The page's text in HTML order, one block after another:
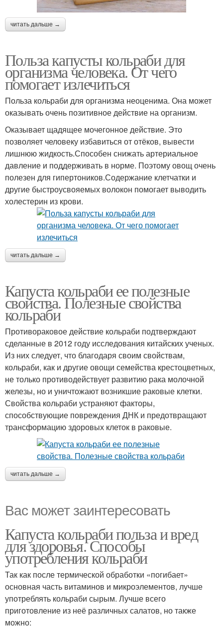
читать дальше →
Польза капусты кольраби для
организма человека. От чего
помогает излечиться
Польза кольраби для организма неоценима. Она может
оказывать очень позитивное действие на организм.
Оказывает щадящее мочегонное действие. Это
позволяет человеку избавиться от отёков, вывести
лишнюю жидкость.Способен снижать артериальное
давление и поддерживать в норме. Поэтому овощ очень
полезен для гипертоников.Содержание клетчатки и
другие быстроусвояемых волокон помогает выводить
холестерин из крови.
читать дальше →
Капуста кольраби ее полезные
свойства. Полезные свойства
кольраби
Противораковое действие кольраби подтверждают
сделанные в 2012 году исследования китайских ученых.
Из них следует, что благодаря своим свойствам,
кольраби, как и другие овощи семейства крестоцветных,
не только противодействует развитию рака молочной
железы, но и уничтожают возникшие раковые клетки.
Свойства кольраби устраняют факторы,
способствующие повреждения ДНК и предотвращают
трансформацию здоровых клеток в раковые.
читать дальше →
Вас может заинтересовать
Капуста кольраби польза и вред
для здоровья. Способы
употребления кольраби
Так как после термической обработки «погибает»
основная часть витаминов и микроэлементов, лучше
употреблять кольраби сырым. Лучше всего
приготовление из неё различных салатов, но также
можно: